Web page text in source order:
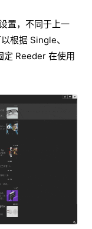
置，不同于上一
根据 Single、
定 Reeder 在使用